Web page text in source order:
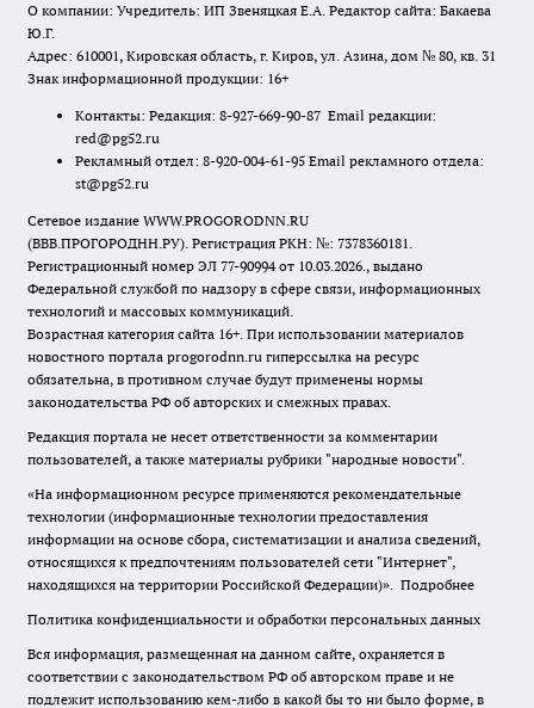
О компании: Учредитель: ИП Звеняцкая Е.А. Редактор сайта: Бакаева
Ю.Г.
Адрес: 610001, Кировская область, г. Киров, ул. Азина, дом № 80, кв. 31
Знак информационной продукции: 16+
Контакты: Редакция: 8-927-669-90-87 Email редакции:
red@pg52.ru
Рекламный отдел: 8-920-004-61-95 Email рекламного отдела:
st@pg52.ru
Сетевое издание WWW.PROGORODNN.RU
(ВВВ.ПРОГОРОДНН.РУ). Регистрация РКН: №: 7378360181.
Регистрационный номер ЭЛ 77-90994 от 10.03.2026., выдано
Федеральной службой по надзору в сфере связи, информационных
технологий и массовых коммуникаций.
Возрастная категория сайта 16+. При использовании материалов
новостного портала progorodnn.ru гиперссылка на ресурс
обязательна, в противном случае будут применены нормы
законодательства РФ об авторских и смежных правах.
Редакция портала не несет ответственности за комментарии
пользователей, а также материалы рубрики "народные новости".
«На информационном ресурсе применяются рекомендательные
технологии (информационные технологии предоставления
информации на основе сбора, систематизации и анализа сведений,
относящихся к предпочтениям пользователей сети "Интернет",
находящихся на территории Российской Федерации)». Подробнее
Политика конфиденциальности и обработки персональных данных
Вся информация, размещенная на данном сайте, охраняется в
соответствии с законодательством РФ об авторском праве и не
подлежит использованию кем-либо в какой бы то ни было форме, в